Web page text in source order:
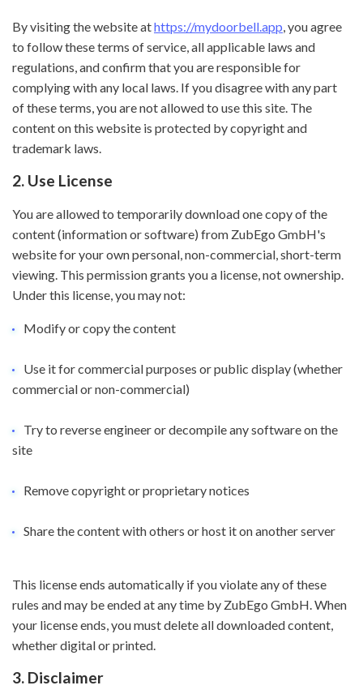
By visiting the website athttps://mydoorbell.app, you agree
to follow these terms of service, all applicable laws and
regulations, and confirm that you are responsible for
complying with any local laws. If you disagree with any part
of these terms, you are not allowed to use this site. The
content on this website is protected by copyright and
trademark laws.
2. Use License
You are allowed to temporarily download one copy of the
content (information or software) from ZubEgo GmbH's
website for your own personal, non-commercial, short-term
viewing. This permission grants you a license, not ownership.
Under this license, you may not:
Modify or copy the content
Use it for commercial purposes or public display (whether
commercial or non-commercial)
Try to reverse engineer or decompile any software on the
site
Remove copyright or proprietary notices
Share the content with others or host it on another server
This license ends automatically if you violate any of these
rules and may be ended at any time by ZubEgo GmbH. When
your license ends, you must delete all downloaded content,
whether digital or printed.
3. Disclaimer